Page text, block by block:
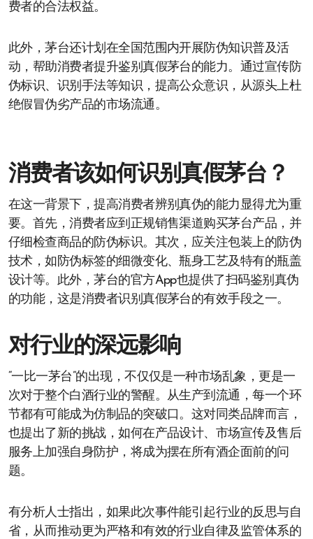
费者的合法权益。
此外，茅台还计划在全国范围内开展防伪知识普及活
动，帮助消费者提升鉴别真假茅台的能力。通过宣传防
伪标识、识别手法等知识，提高公众意识，从源头上杜
绝假冒伪劣产品的市场流通。
消费者该如何识别真假茅台？
在这一背景下，提高消费者辨别真伪的能力显得尤为重
要。首先，消费者应到正规销售渠道购买茅台产品，并
仔细检查商品的防伪标识。其次，应关注包装上的防伪
技术，如防伪标签的细微变化、瓶身工艺及特有的瓶盖
设计等。此外，茅台的官方App也提供了扫码鉴别真伪
的功能，这是消费者识别真假茅台的有效手段之一。
对行业的深远影响
“一比一茅台”的出现，不仅仅是一种市场乱象，更是一
次对于整个白酒行业的警醒。从生产到流通，每一个环
节都有可能成为仿制品的突破口。这对同类品牌而言，
也提出了新的挑战，如何在产品设计、市场宣传及售后
服务上加强自身防护，将成为摆在所有酒企面前的问
题。
有分析人士指出，如果此次事件能引起行业的反思与自
省，从而推动更为严格和有效的行业自律及监管体系的